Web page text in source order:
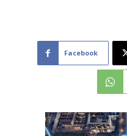
Facebook